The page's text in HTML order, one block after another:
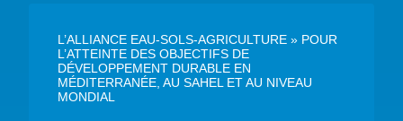
L’ALLIANCE EAU-SOLS-AGRICULTURE » POUR
L’ATTEINTE DES OBJECTIFS DE
DÉVELOPPEMENT DURABLE EN
MÉDITERRANÉE, AU SAHEL ET AU NIVEAU
MONDIAL